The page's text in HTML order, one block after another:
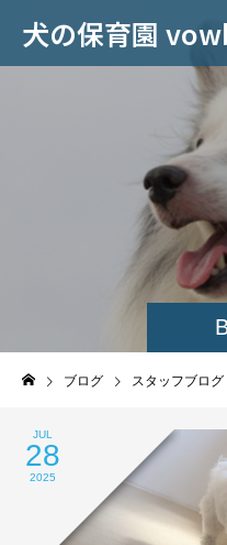
犬の保育園
ブログ スタッフブログ
JUL
28
2025